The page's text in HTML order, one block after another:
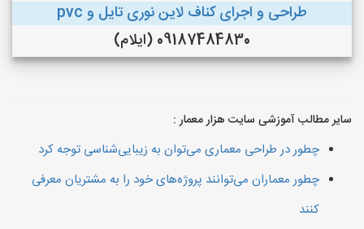
طراحی و اجرای کناف لاین نوری تایل و pvc
09187484830 (ایلام)
سایر مطالب آموزشی سایت هزار معمار :
چطور در طراحی معماری می‌توان به زیبایی‌شناسی توجه کرد
چطور معماران می‌توانند پروژه‌های خود را به مشتریان معرفی
کنند